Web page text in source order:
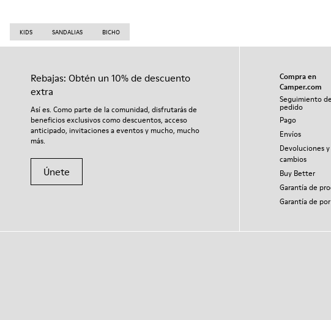
KIDS SANDALIAS BICHO
Rebajas: Obtén un 10% de descuento
extra
Así es. Como parte de la comunidad, disfrutarás de
beneficios exclusivos como descuentos, acceso
anticipado, invitaciones a eventos y mucho, mucho
más.
Únete
Compra en
Camper.com
Seguimiento
pedido
Pago
Envíos
Devoluciones y
cambios
Buy Better
Garantía de
Garantía de